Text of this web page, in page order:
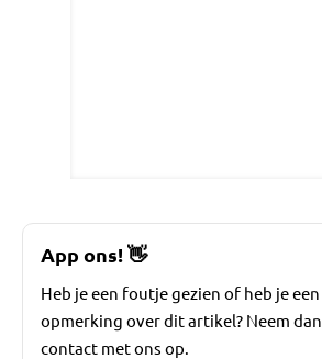
App ons!👋
Heb je een foutje gezien of heb je een
opmerking over dit artikel? Neem dan
contact met ons op.